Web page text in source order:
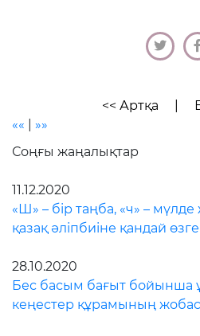
<< Артқа
««
»»
Соңғы жаңалықтар
11.12.2020
«Ш» – бір таңба, «ч» –
қазақ әліпбиіне қандай
28.10.2020
Бес басым бағыт бойынша
кеңестер құрамының